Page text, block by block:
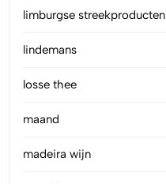
limburgse streekproducten
lindemans
losse thee
maand
madeira wijn